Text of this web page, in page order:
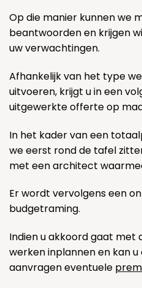
Op die manier kunnen we
beantwoorden en krijgen
uw verwachtingen.
Afhankelijk van het type
uitvoeren, krijgt u in een
uitgewerkte offerte op
In het kader van een
we eerst rond de tafel
met een architect
Er wordt vervolgens een
budgetraming.
Indien u akkoord gaat met
werken inplannen en kan
aanvragen eventuele